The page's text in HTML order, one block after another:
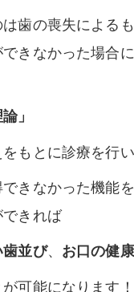
歯の喪失による
きなかった場合
」
もとに診療を行い
きなかった機能
きれば
並び、 お口の健康
可能になります！